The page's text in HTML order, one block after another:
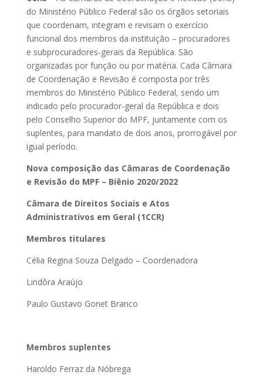
do Ministério Público Federal são os órgãos setoriais
que coordenam, integram e revisam o exercício
funcional dos membros da instituição – procuradores
e subprocuradores-gerais da República. São
organizadas por função ou por matéria. Cada Câmara
de Coordenação e Revisão é composta por três
membros do Ministério Público Federal, sendo um
indicado pelo procurador-geral da República e dois
pelo Conselho Superior do MPF, juntamente com os
suplentes, para mandato de dois anos, prorrogável por
igual período.
Nova composição das Câmaras de Coordenação
e Revisão do MPF – Biênio 2020/2022
Câmara de Direitos Sociais e Atos
Administrativos em Geral (1CCR)
Membros titulares
Célia Regina Souza Delgado – Coordenadora
Lindôra Araújo
Paulo Gustavo Gonet Branco
Membros suplentes
Haroldo Ferraz da Nóbrega